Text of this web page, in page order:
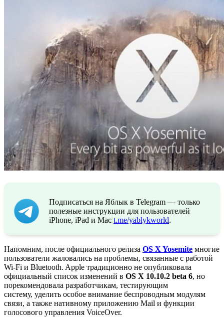
Подписаться на Яблык в Telegram — только
полезные инструкции для пользователей
iPhone, iPad и Mac t.me/yablykworld.
Напомним, после официального релиза OS X Yosemite многие
пользователи жаловались на проблемы, связанные с работой
Wi-Fi и Bluetooth. Apple традиционно не опубликовала
официальный список изменений в OS X 10.10.2 beta 6, но
порекомендовала разработчикам, тестирующим
систему, уделить особое внимание беспроводным модулям
связи, а также нативному приложению Mail и функции
голосового управления VoiceOver.